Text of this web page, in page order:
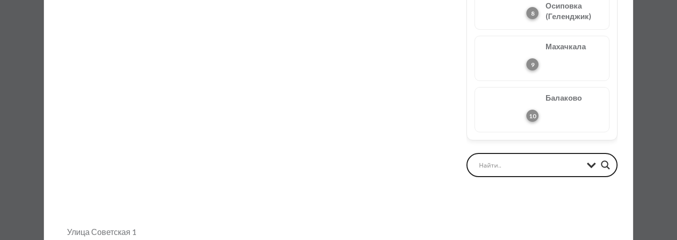
Улица Советская 1
Осиповка
(Геленджик)
Махачкала
Балаково